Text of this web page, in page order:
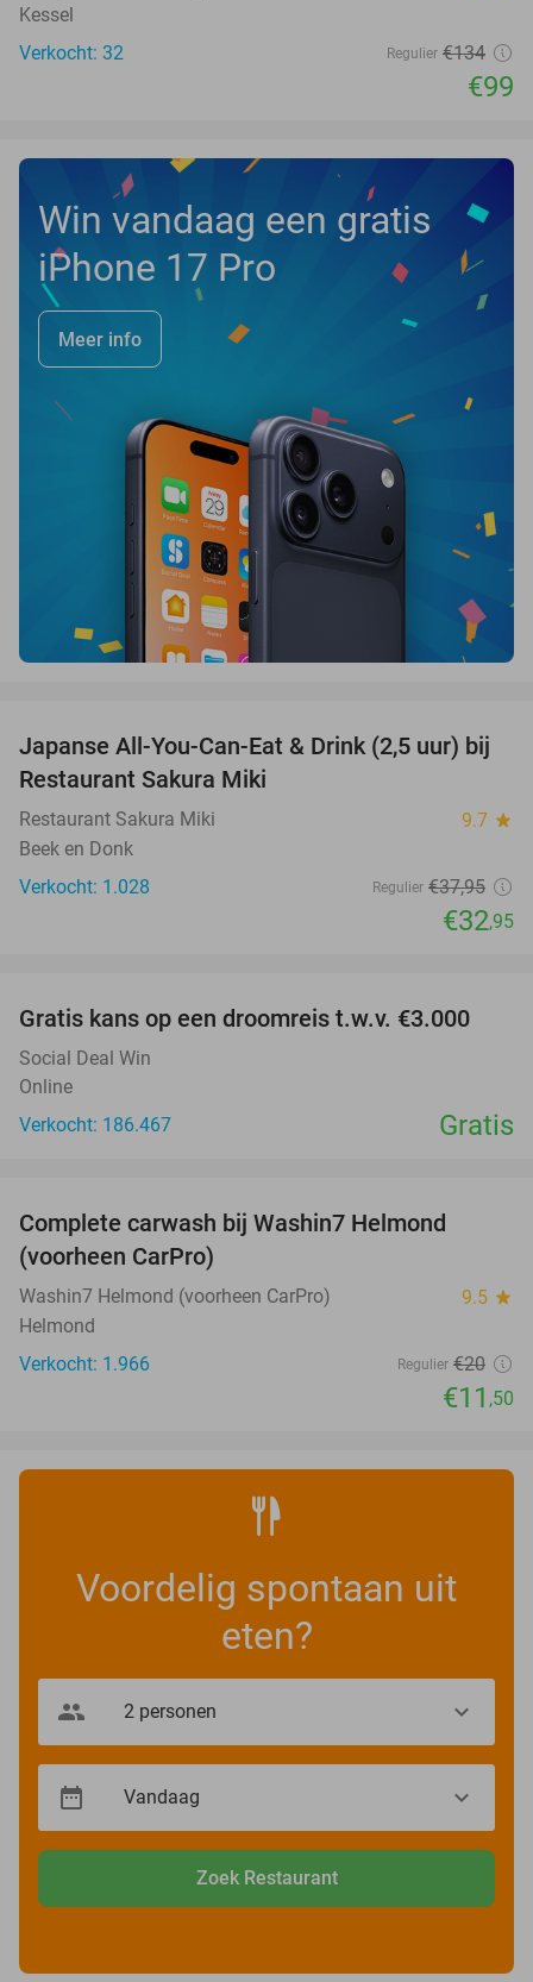
Kessel
Verkocht: 32
Regulier €134
€99
Win vandaag een gratis
iPhone 17 Pro
Meer info
13%
Japanse All-You-Can-Eat & Drink (2,5 uur) bij
Restaurant Sakura Miki
Restaurant Sakura Miki 9.7 star
Beek en Donk
Verkocht: 1.028
Regulier €37,95
€32,95
Gratis kans op een droomreis t.w.v. €3.000
Social Deal Win
Online
Verkocht: 186.467
Gratis
Complete carwash bij Washin7 Helmond
(voorheen CarPro)
Washin7 Helmond (voorheen CarPro) 9.5 star
Helmond
Verkocht: 1.966
Regulier €20
€11 ,50
Voordelig spontaan uit
eten?
Zoek Restaurant